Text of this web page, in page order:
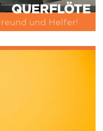
QUERFLÖTE
und Helfer!